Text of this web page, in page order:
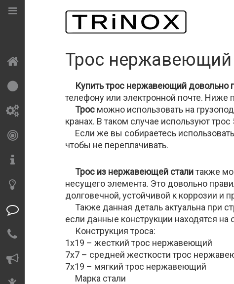
Труба круглая
Труба
прямоугольная
нержавеющая
Труба квадратная
нержавеющая
Круг нержавеющий
Лист нержавеющий
Отводы
Переходы
нержавеющие
нержавеющие
Заглушка
Резьбовое
Соединение кламп
CLAMP
нержавеющее
Отводы резьбовые
Тройники
резьбовые
Ниппель
Резьбы
Контргайки
Кран шаровый
Затвор дисковый
Клапан обратный
Фильтры
Оборудование
Моющие головки
Люки
Пробоотборники
Диоптры
Хомуты
Паста травильная
Трос
Сотрудничество
Трос
Купить трос нержавеющий довольно
телефону или электронной почте.
Трос можно использовать на
кранах. В таком случае используют
Если же вы собираетесь
чтобы не переплачивать.
Трос из нержавеющей сталитакже
несущего элемента. Это довольно
долговечной, устойчивой к коррозии и
Также данная деталь актуальна при
если данные конструкции находятся на
Конструкция троса:
1х19 – жесткий трос нержавеющий
7х7 – средней жесткости трос
7х19 – мягкий трос нержавеющий
Марка стали